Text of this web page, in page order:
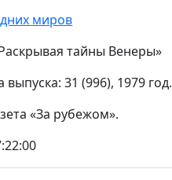
миров
тайны Венеры»
31 (996), 1979 год.
«За рубежом».